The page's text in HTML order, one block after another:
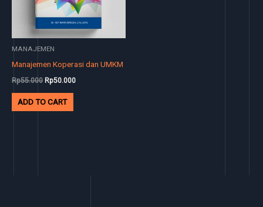
MANAJEMEN
Manajemen Koperasi dan UMKM
Rp55.000 Rp50.000
ADD TO CART